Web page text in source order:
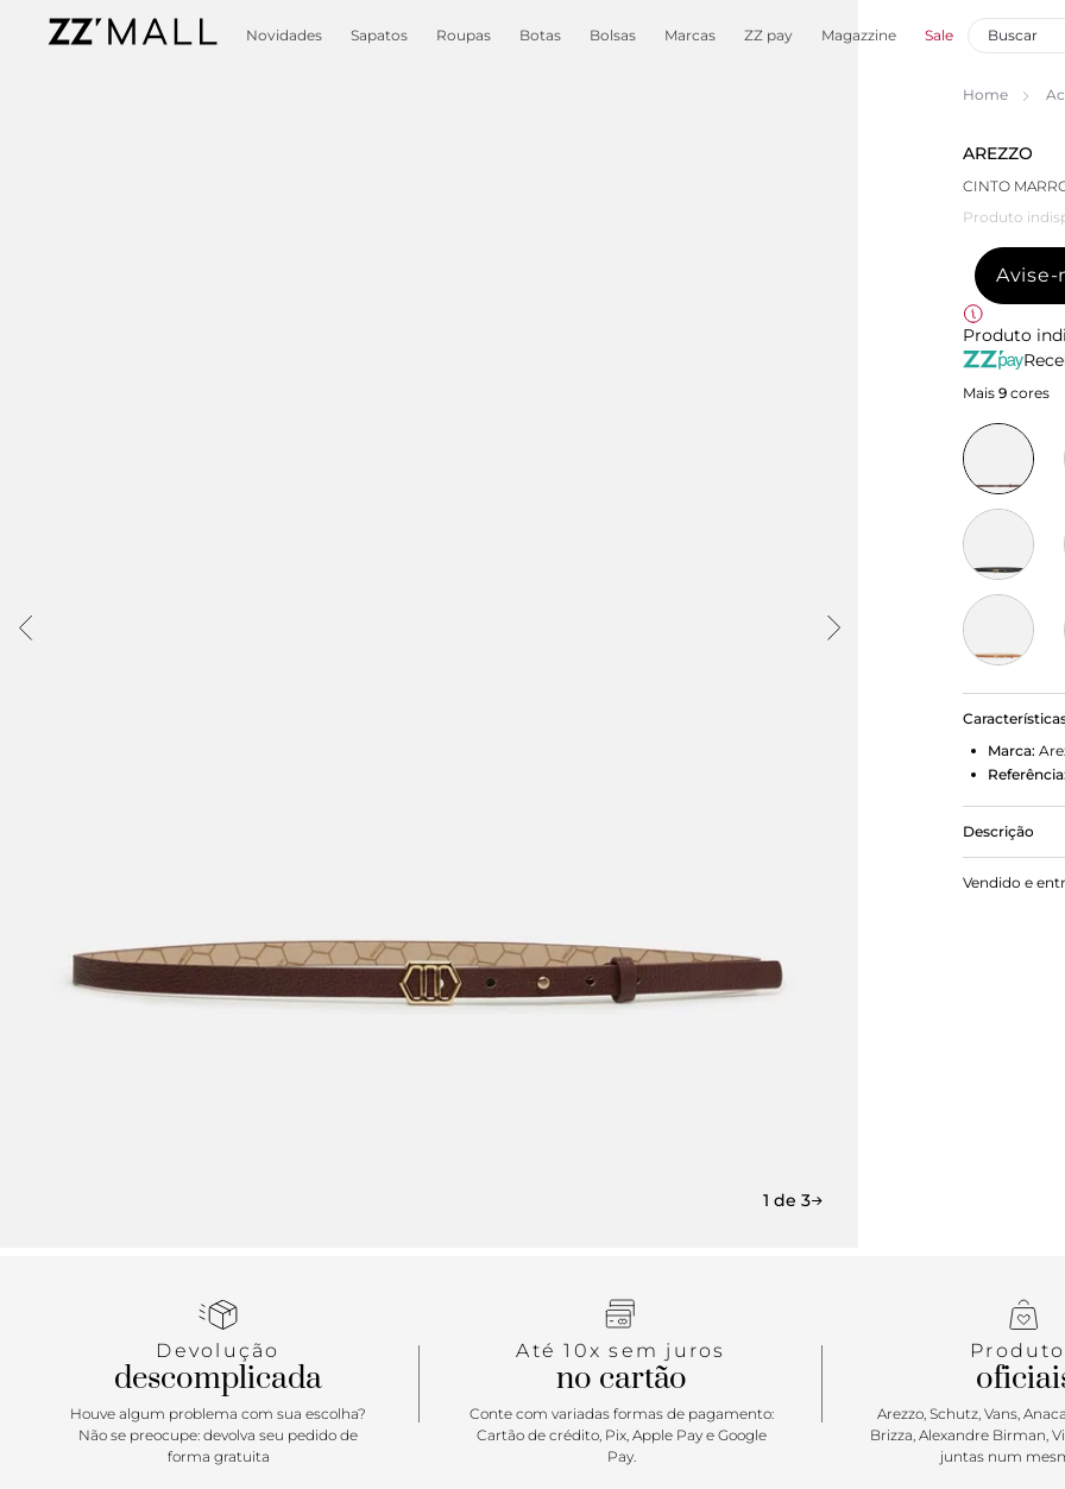
Novidades Sapatos Roupas Botas Bolsas Marcas ZZ pay Magazzine Sale
1 de 3
Home
AREZZO
CINTO
Produto
Avise-
Produto
Mais 9 cores
Marca:
Referência:
Descrição
Cinto
fivela
Vendido e
Devolução
descomplicada
Houve algum problema com sua escolha?
Não se preocupe: devolva seu pedido de
forma gratuita
Até 10x sem juros
no cartão
Conte com variadas formas de pagamento:
Cartão de crédito, Pix, Apple Pay e Google
Pay.
Arezzo, Schutz, Vans,
Brizza, Alexandre Birman,
juntas num